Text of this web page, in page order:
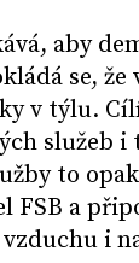
aby
se, že
v týlu.
služeb i
to
FSB a
i